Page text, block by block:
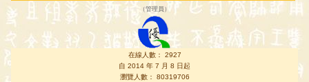
（管理員 ）
在線人數： 2927
自 2014 年 7 月 8 日起
瀏覽人數： 80319706